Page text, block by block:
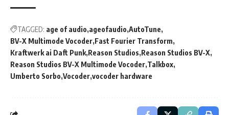
TAGGED: age of audio ageofaudio AutoTune
BV-X Multimode Vocoder Fast Fourier Transform
Kraftwerk ai Daft Punk Reason Studios Reason Studios BV-X
Reason Studios BV-X Multimode Vocoder Talkbox
Umberto Sorbo Vocoder vocoder hardware